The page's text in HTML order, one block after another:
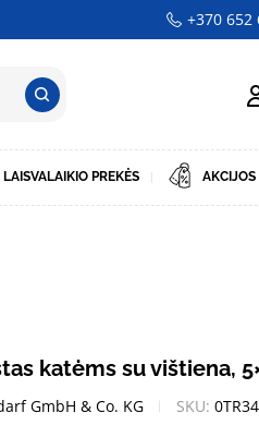
+370 652
LAISVALAIKIO PREKĖS AKCIJOS
katėms su vištiena,
GmbH & Co. KG SKU: